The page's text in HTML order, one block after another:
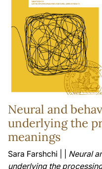
Neural and
underlying the
meanings
Sara Farshchi | | Neural
underlying the